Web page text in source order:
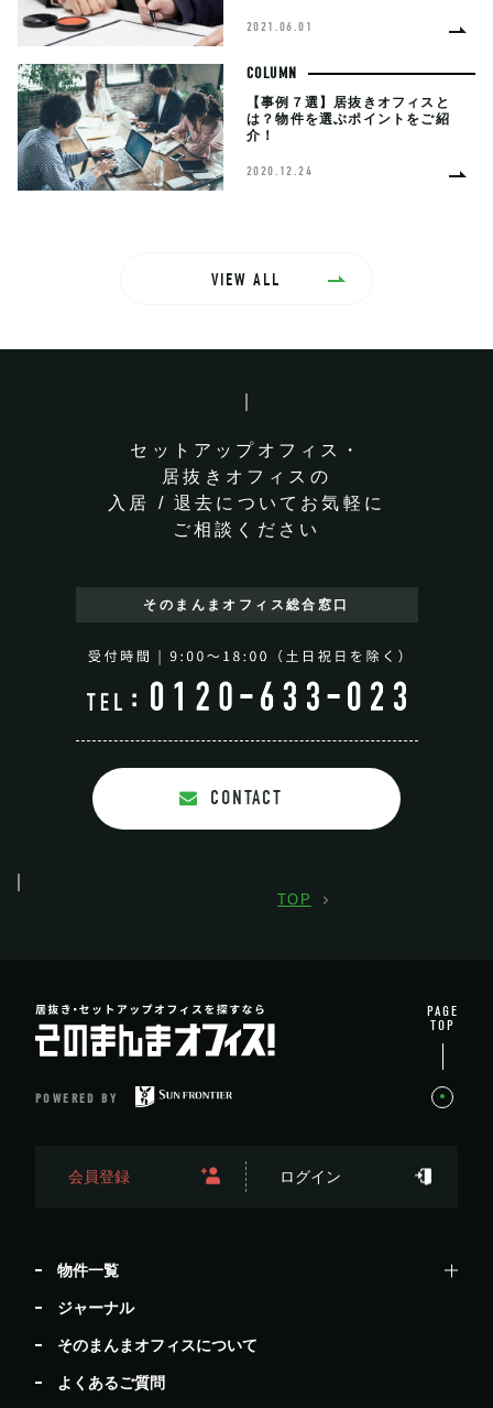
2021.06.01
COLUMN
【事例７選】居抜きオフィスと
は？物件を選ぶポイントをご紹
介！
2020.12.24
VIEW ALL
セットアップオフィス・
居抜きオフィスの
入居 / 退去についてお気軽に
ご相談ください
そのまんまオフィス 総合窓口
CONTACT
TOP
POWERED BY
会員登録 ログイン
物件一覧
ジャーナル
そのまんまオフィスについて
よくあるご質問
PAGE
TOP